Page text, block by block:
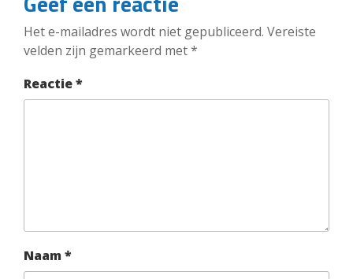
Het e-mailadres wordt niet gepubliceerd. Vereiste
velden zijn gemarkeerd met*
Reactie*
Naam *